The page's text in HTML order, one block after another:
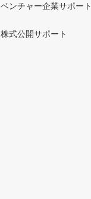
ベンチャー企業サポート
株式公開サポート